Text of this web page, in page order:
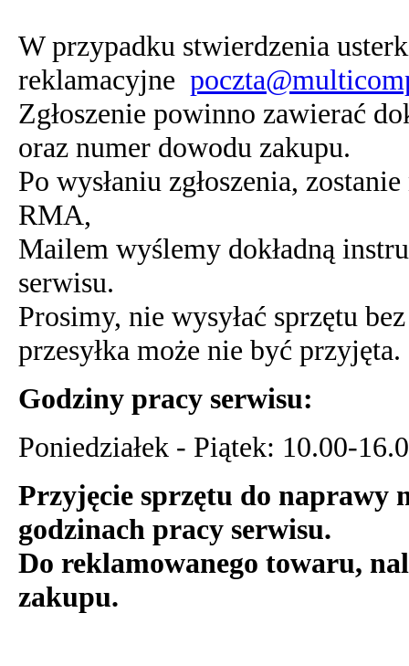
W przypadku stwierdzenia
reklamacyjne
Zgłoszenie powinno zawierać
oraz numer dowodu zakupu.
Po wysłaniu zgłoszenia,
RMA,
Mailem wyślemy dokładną
serwisu.
Prosimy, nie wysyłać sprzętu
przesyłka może nie być przyjęta.
Godziny pracy serwisu:
Poniedziałek - Piątek: 10.00-
Przyjęcie sprzętu do naprawy
godzinach pracy serwisu.
Do reklamowanego towaru,
zakupu.